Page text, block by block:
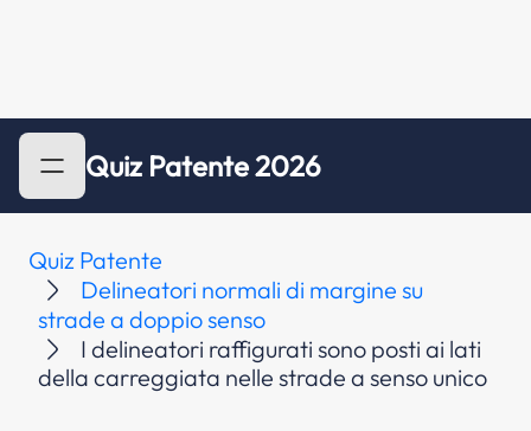
Quiz Patente 2026
Quiz Patente
Delineatori normali di margine su
strade a doppio senso
I delineatori raffigurati sono posti ai lati
della carreggiata nelle strade a senso unico